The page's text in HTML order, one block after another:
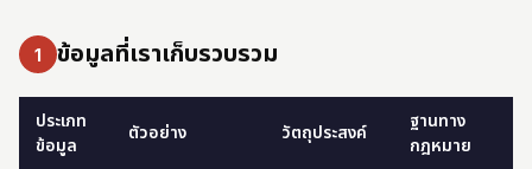
1 ข้อมูลที่เราเก็บรวบรวม
ประเภท
ข้อมูล
ตัวอย่าง วัตถุประสงค์
ฐานทาง
กฎหมาย